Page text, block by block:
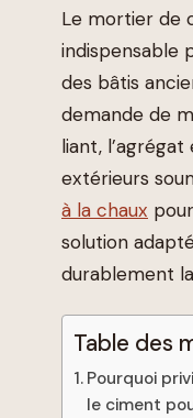
Le mortier de
indispensable
des bâtis
demande de
liant, l’agrégat
extérieurs
à la chaux
solution
durablement
Table des
Pourquoi
le ciment